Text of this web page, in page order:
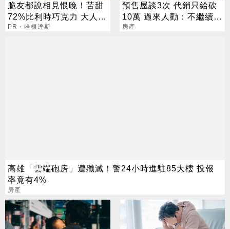
脆友都說相見恨晚！苦甜
72%比利時巧克力 大人味
爆紅！
PR・哈根達斯
預售屋談3次 代銷只給砍
10萬 過來人勸：不繼續殺
會後悔
房產
高雄「雲端砲房」遭殲滅！警24小時進駐85大樓 投報
率竟有4%
房產